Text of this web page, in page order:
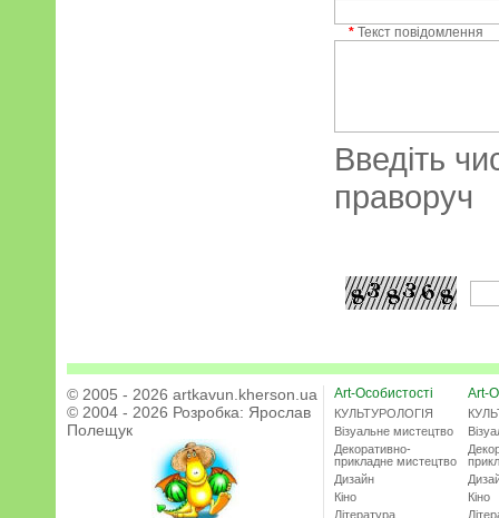
* Текст повідомлення
Введіть
праворуч
© 2005 - 2026 artkavun.kherson.ua
© 2004 - 2026 Розробка: Ярослав
Полещук
Art-Особистості
КУЛЬТУРОЛОГІЯ
Візуальне мистецтво
Декоративно-
прикладне мистецтво
Дизайн
Кіно
Література
Art-
Кіно